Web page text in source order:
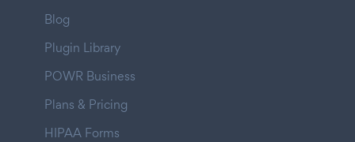
Blog
Plugin Library
POWR Business
Plans & Pricing
HIPAA Forms